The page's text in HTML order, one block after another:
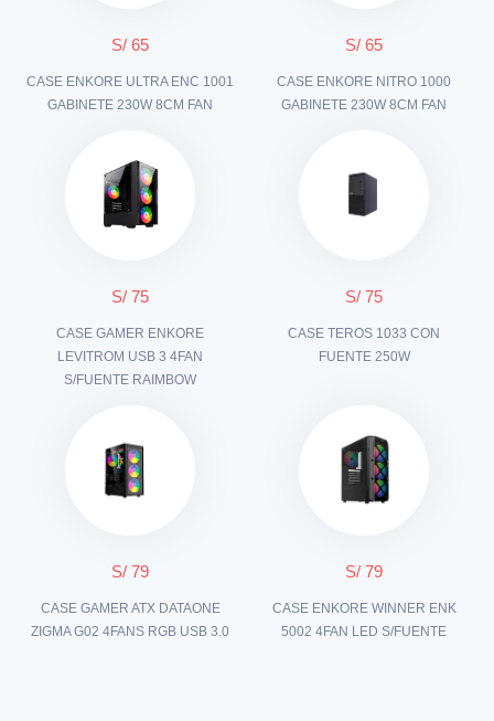
S/ 65
CASE ENKORE ULTRA ENC 1001
GABINETE 230W 8CM FAN
S/ 65
CASE ENKORE NITRO 1000
GABINETE 230W 8CM FAN
S/ 75
CASE GAMER ENKORE
LEVITROM USB 3 4FAN
S/FUENTE RAIMBOW
S/ 75
CASE TEROS 1033 CON
FUENTE 250W
S/ 79
CASE GAMER ATX DATAONE
ZIGMA G02 4FANS RGB USB 3.0
S/ 79
CASE ENKORE WINNER ENK
5002 4FAN LED S/FUENTE